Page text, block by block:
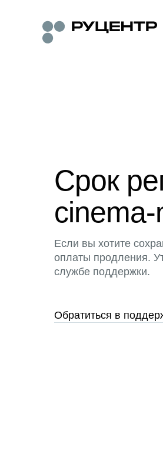
Срок
cinema-
Если вы хотите
оплаты продления.
службе поддержки.
Обратиться в